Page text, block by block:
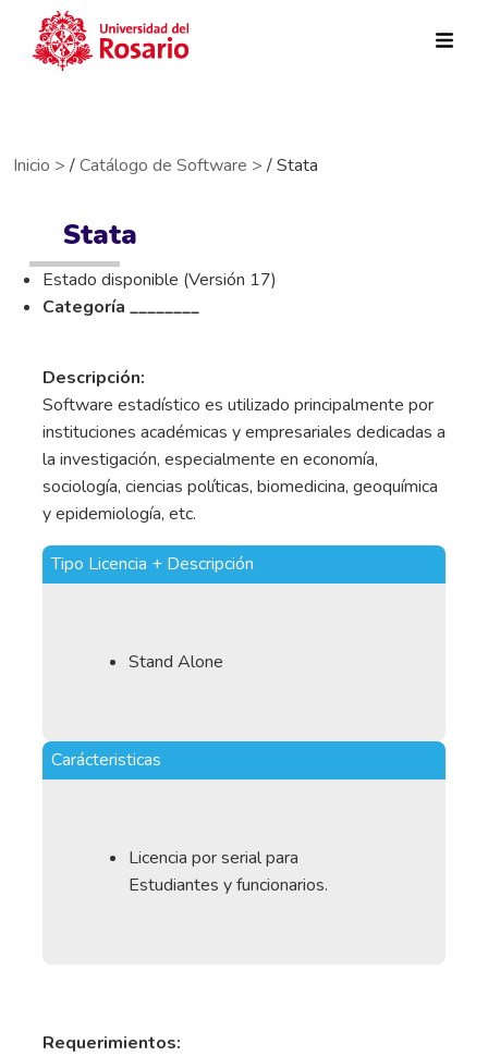
Inicio > /Catálogo de Software > / Stata
Stata
Estado disponible (Versión 17)
Categoría ________
Descripción:
Software estadístico es utilizado principalmente por
instituciones académicas y empresariales dedicadas a
la investigación, especialmente en economía,
sociología, ciencias políticas, biomedicina, geoquímica
y epidemiología, etc.
Tipo Licencia + Descripción
Stand Alone
Carácteristicas
Licencia por serial para
Estudiantes y funcionarios.
Requerimientos: